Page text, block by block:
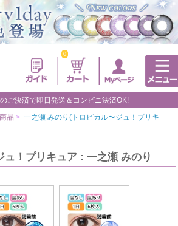
0
ご決済で即日発送＆コンビニ決済OK!
品 > 一之瀬 みのり(トロピカル〜ジュ！プリキ
ュ！プリキュア : 一之瀬 みのり